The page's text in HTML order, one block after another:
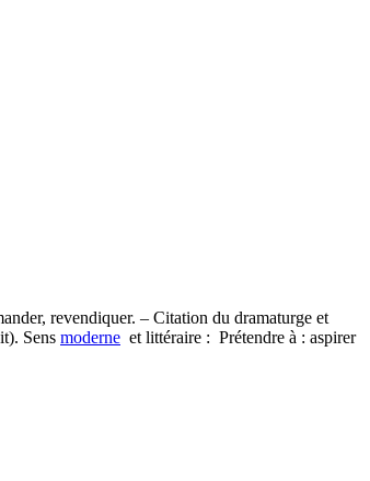
revendiquer. – Citation du dramaturge et
Sens moderne et littéraire : Prétendre à : aspirer